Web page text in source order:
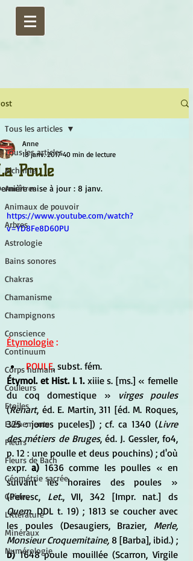
Tous les articles
Alchimie
Ancêtres
Animaux de pouvoir
Arbres
Astrologie
Bains sonores
Chakras
Chamanisme
Champignons
Conscience
Continuum
Corps humain
Couleurs
Etoiles
Evénements
Fleurs
Fleurs de Bach
Géométrie sacrée
Guides
Littérature
Minéraux
Numérologie
Tous les articles
Poule
Anne
18 janv. 2017 40 min de lecture
mise à jour : 8 janv.
https://www.youtube.com/watch?
v=YD8Fe8D60PU
Étymologie :
POULE, subst. fém.
Étymol. et Hist. I. 1. xiiie s. [ms.] « femelle
du coq domestique »
virges poules
(Renart, éd. E. Martin, 311 [éd. M. Roques,
325 : jones puceles]) ; cf. ca 1340 (Livre
des métiers de Bruges, éd. J. Gessler, fo4,
p. 12 : une poulle et deus pouchins) ; d'où
expr. a) 1636 comme les poulles « en
suivant les horaires des poules »
(Peiresc, Let
Quem. DDL t. 19) ; 1813 se coucher avec
les poules (Desaugiers, Brazier, Merle,
Monsieur Croquemitaine,
b) 1648 poule mouillée (Scarron, Virgile